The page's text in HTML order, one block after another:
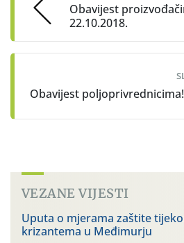
Obavijest
22.10.2018.
Obavijest poljoprivrednicima!
VEZANE VIJESTI
Uputa o mjerama zaštite
krizantema u Međimurju